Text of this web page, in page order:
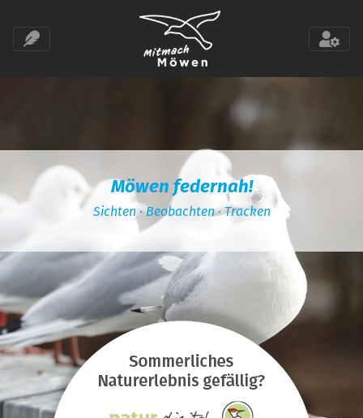
Möwen federnah!
Sichten · Beobachten · Tracken